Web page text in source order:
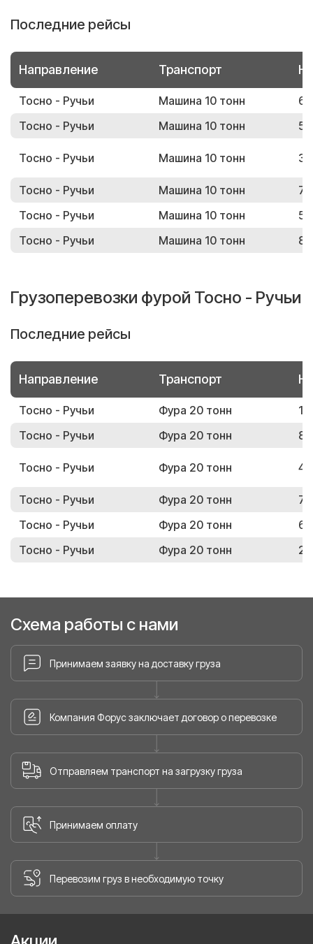
Последние рейсы
Направление Транспорт
Тосно - Ручьи Машина 10 тонн
Тосно - Ручьи
Машина 10 тонн
Тосно - Ручьи Машина 10 тонн
Тосно - Ручьи Машина 10 тонн
Тосно - Ручьи
Машина 10 тонн
Тосно - Ручьи
Машина 10 тонн
Грузоперевозки фурой Тосно - Ручьи
Последние рейсы
Направление Транспорт
Тосно - Ручьи Фура 20 тонн
Тосно - Ручьи
Фура 20 тонн
Тосно - Ручьи Фура 20 тонн
Тосно - Ручьи Фура 20 тонн
Тосно - Ручьи
Фура 20 тонн
Тосно - Ручьи
Фура 20 тонн
Схема работы с нами
Принимаем заявку на доставку груза
Компания Форус заключает договор о перевозке
Отправляем транспорт на загрузку груза
Принимаем оплату
Перевозим груз в необходимую точку